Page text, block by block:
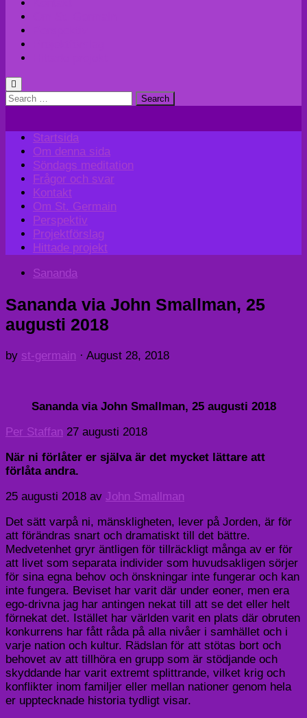
Search
Startsida
Om denna sida
Söndags meditation
Frågor och svar
Kontakt
Om St. Germain
Perspektiv
Projektförslag
Hittade projekt
Sananda
Sananda via John Smallman, 25
augusti 2018
by st-germain · August 28, 2018
Sananda via John Smallman, 25 augusti 2018
Per Staffan 27 augusti 2018
När ni förlåter er själva är det mycket lättare att
förlåta andra.
25 augusti 2018 av John Smallman
Det sätt varpå ni, mänskligheten, lever på Jorden, är för
att förändras snart och dramatiskt till det bättre.
Medvetenhet gryr äntligen för tillräckligt många av er för
att livet som separata individer som huvudsakligen sörjer
för sina egna behov och önskningar inte fungerar och kan
inte fungera. Beviset har varit där under eoner, men era
ego-drivna jag har antingen nekat till att se det eller helt
förnekat det. Istället har världen varit en plats där obruten
konkurrens har fått råda på alla nivåer i samhället och i
varje nation och kultur. Rädslan för att stötas bort och
behovet av att tillhöra en grupp som är stödjande och
skyddande har varit extremt splittrande, vilket krig och
konflikter inom familjer eller mellan nationer genom hela
er upptecknade historia tydligt visar.